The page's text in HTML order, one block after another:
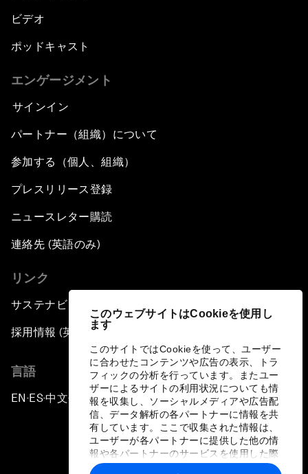
このウェブサイトはCookieを使用し
ます
このサイトではCookieを使って、ユーザー
に合わせたコンテンツや広告の表示、トラ
フィックの分析を行っています。またユー
ザーによるサイトの利用状況についても情
報を収集し、ソーシャルメディアや広告配
信、データ解析の各パートナーに情報を共
有しています。ここで収集された情報は、
ユーザーが各パートナーに提供した他の情
報や各パートナーのサービスを使用した際
に収集された情報と組み合わされ、各パー
ビデオ
ポッドキャスト
エンゲージメント
サインイン
パートナー（組織）について
参加する（個人、組織）
プレスリリース登録
ニュースレター購読
連絡先 (英語のみ)
リンク
サステナビリティへの取り組み
採用情報 (英語のみ)
言語
EN ▪ES▪中文▪ 日本語